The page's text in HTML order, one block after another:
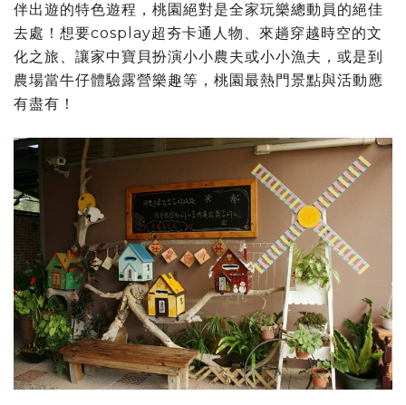
伴出遊的特色遊程，桃園絕對是全家玩樂總動員的絕佳
去處！想要cosplay超夯卡通人物、來趟穿越時空的文
化之旅、讓家中寶貝扮演小小農夫或小小漁夫，或是到
農場當牛仔體驗露營樂趣等，桃園最熱門景點與活動應
有盡有！